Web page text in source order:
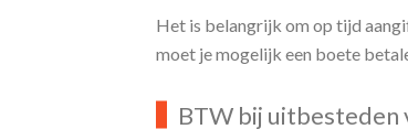
Het is belangrijk om op tijd